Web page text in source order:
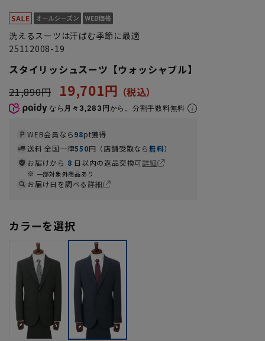
洗えるスーツは汗ばむ季節に最適
25112008-19
スタイリッシュスーツ【ウォッシャブル】
21,890円
19,701円
なら 月々3,283円から。分割手数料無料
WEB会員なら98pt獲得
送料 全国一律550円（店舗受取なら無料）
お届けから 8 日以内の返品交換可詳細
一部対象外商品あり
お届け日を調べる詳細
カラーを選択